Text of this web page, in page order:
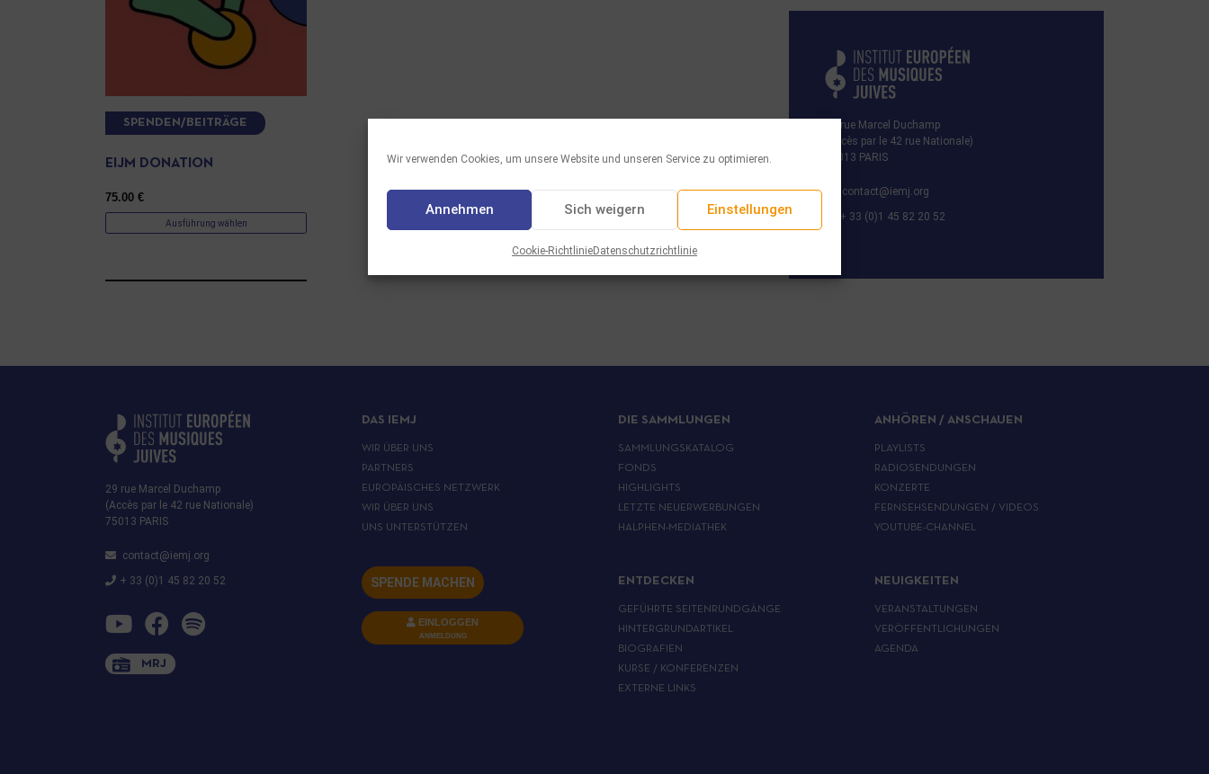
Wir verwenden Cookies, um unsere Website und unseren Service zu optimieren.
Annehmen Sich weigern Einstellungen
Cookie-RichtlinieDatenschutzrichtlinie
SPENDEN/BEITRÄGE
EIJM DONATION
75.00 €
Ausführung wählen
29 rue Marcel Duchamp
(Accès par le 42 rue Nationale)
75013 PARIS
contact@iemj.org
+ 33 (0)1 45 82 20 52
29 rue Marcel Duchamp
(Accès par le 42 rue Nationale)
75013 PARIS
contact@iemj.org
+ 33 (0)1 45 82 20 52
MRJ
DAS IEMJ
WIR ÜBER UNS
PARTNERS
EUROPÄISCHES NETZWERK
WIR ÜBER UNS
UNS UNTERSTÜTZEN
SPENDE MACHEN
EINLOGGEN
ANMELDUNG
DIE SAMMLUNGEN
SAMMLUNGSKATALOG
FONDS
HIGHLIGHTS
LETZTE NEUERWERBUNGEN
HALPHEN-MEDIATHEK
ENTDECKEN
GEFÜHRTE SEITENRUNDGÄNGE
HINTERGRUNDARTIKEL
BIOGRAFIEN
KURSE / KONFERENZEN
EXTERNE LINKS
ANHÖREN / ANSCHAUEN
PLAYLISTS
RADIOSENDUNGEN
KONZERTE
FERNSEHSENDUNGEN / VIDEOS
YOUTUBE-CHANNEL
NEUIGKEITEN
VERANSTALTUNGEN
VERÖFFENTLICHUNGEN
AGENDA